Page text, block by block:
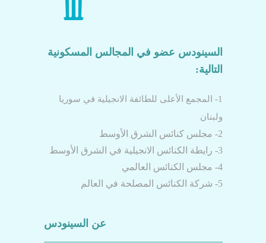
السينودس عضو في المجالس المسكونية
التالية:
1- المجمع الأعلى للطائفة الانجيلية في سوريا
ولبنان
2- مجلس كنائس الشرق الأوسط
3- رايطة الكنائس الانجيلية في الشرق الأوسط
4- مجلس الكنائس العالمي
5- شركة الكنائس المصلحة في العالم
عن السينودس